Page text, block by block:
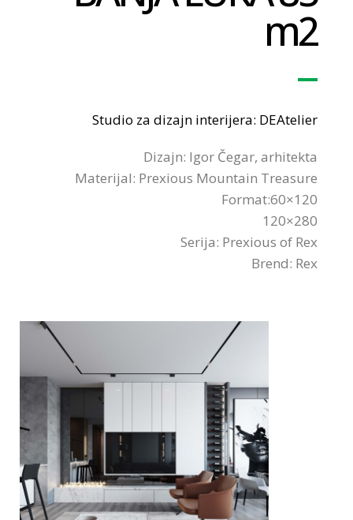
m2
Studio za dizajn interijera: DEAtelier
Dizajn: Igor Čegar, arhitekta
Materijal: Prexious Mountain Treasure
Format:60×120
120×280
Serija: Prexious of Rex
Brend: Rex